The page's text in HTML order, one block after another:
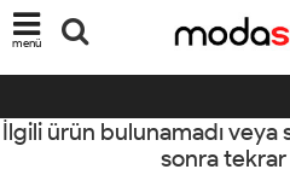
menü
İlgili ürün bulunamadı veya
sonra